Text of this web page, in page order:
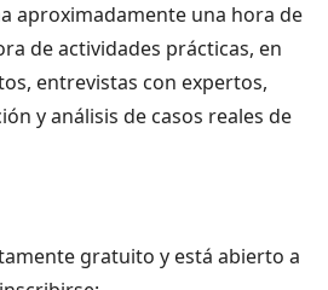
aproximadamente una hora de
de actividades prácticas, en
entrevistas con expertos,
y análisis de casos reales de
gratuito y está abierto a